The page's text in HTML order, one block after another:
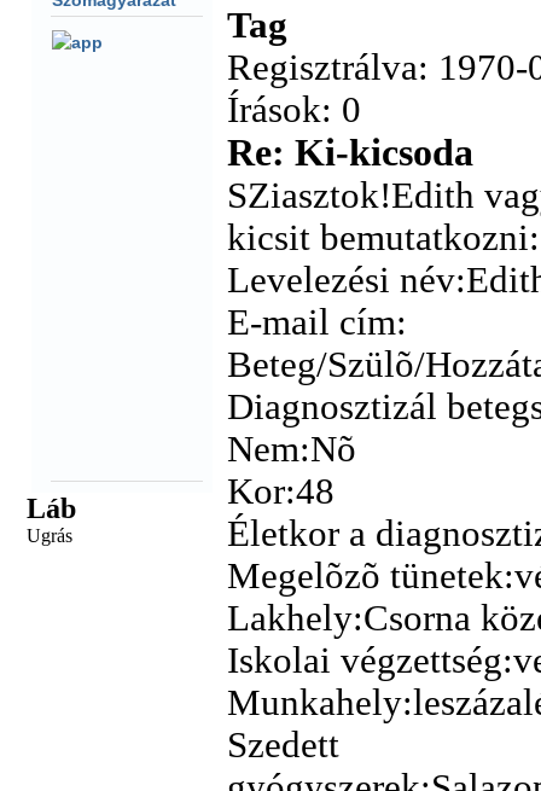
Tag
Regisztrálva: 1970-
Írások: 0
Re: Ki-kicsoda
SZiasztok!Edith
kicsit bemutatkozni:
Levelezési
E-mail cím:
Beteg/Szülõ/
Diagnosztizál
Nem:Nõ
Kor:48
Életkor a
Megelõzõ
Lakhely:Csorna
Iskolai
Szedett
Láb
Ugrás